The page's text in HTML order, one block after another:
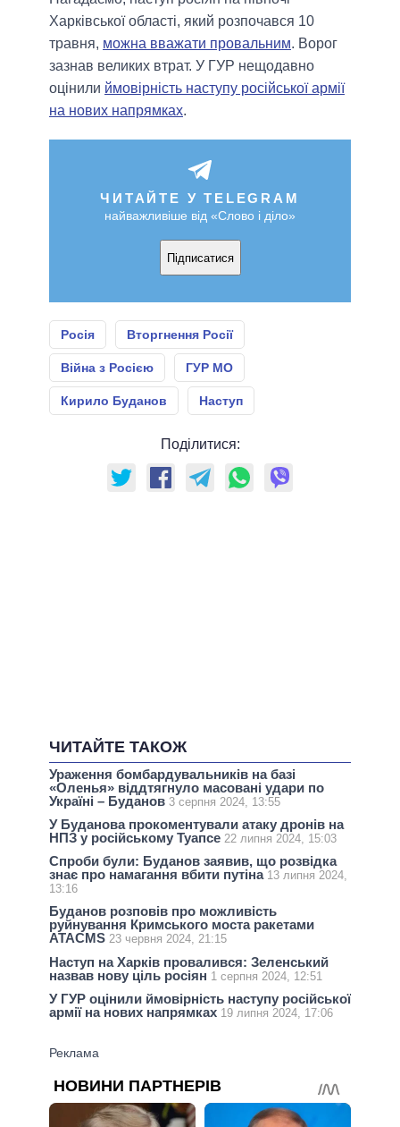
Харківської області, який розпочався 10
травня, можна вважати провальним. Ворог
зазнав великих втрат. У ГУР нещодавно
оцінили ймовірність наступу російської армії
на нових напрямках.
ЧИТАЙТЕ У TELEGRAM
найважливіше від «Слово і діло»
Підписатися
Росія Вторгнення Росії
Війна з Росією ГУР МО
Кирило Буданов Наступ
Поділитися:
ЧИТАЙТЕ ТАКОЖ
Ураження бомбардувальників на базі
«Оленья» віддтягнуло масовані удари по
Україні – Буданов 3 серпня 2024, 13:55
У Буданова прокоментували атаку дронів на
НПЗ у російському Туапсе 22 липня 2024, 15:03
Спроби були: Буданов заявив, що розвідка
знає про намагання вбити путіна 13 липня 2024,
13:16
Буданов розповів про можливість
руйнування Кримського моста ракетами
ATACMS 23 червня 2024, 21:15
Наступ на Харків провалився: Зеленський
назвав нову ціль росіян 1 серпня 2024, 12:51
У ГУР оцінили ймовірність наступу російської
армії на нових напрямках 19 липня 2024, 17:06